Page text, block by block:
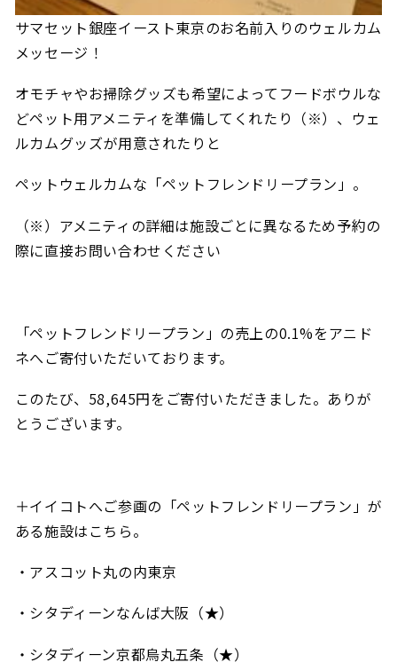
サマセット銀座イースト東京のお名前入りのウェルカム
メッセージ！
オモチャやお掃除グッズも希望によってフードボウルな
どペット用アメニティを準備してくれたり（※）、ウェ
ルカムグッズが用意されたりと
ペットウェルカムな「ペットフレンドリープラン」。
（※）アメニティの詳細は施設ごとに異なるため予約の
際に直接お問い合わせください
「ペットフレンドリープラン」の売上の0.1%をアニド
ネへご寄付いただいております。
このたび、58,645円をご寄付いただきました。ありが
とうございます。
＋イイコトへご参画の「ペットフレンドリープラン」が
ある施設はこちら。
・アスコット丸の内東京
・シタディーンなんば大阪（★）
・シタディーン京都烏丸五条（★）